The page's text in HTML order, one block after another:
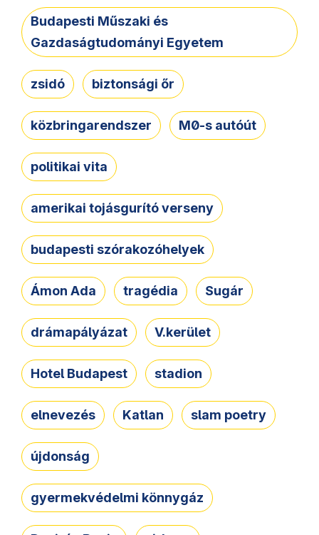
Budapesti Műszaki és
Gazdaságtudományi Egyetem
zsidó biztonsági őr
közbringarendszer M0-s autóút
politikai vita
amerikai tojásgurító verseny
budapesti szórakozóhelyek
Ámon Ada tragédia Sugár
drámapályázat V.kerület
Hotel Budapest stadion
elnevezés Katlan slam poetry
újdonság
gyermekvédelmi könnygáz